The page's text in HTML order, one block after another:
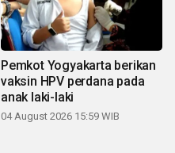
Pemkot Yogyakarta berikan
vaksin HPV perdana pada
anak laki-laki
04 August 2026 15:59 WIB